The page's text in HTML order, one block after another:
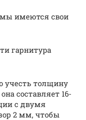
имеются свои
гарнитура
учесть толщину
составляет 16-
с двумя
2 мм, чтобы